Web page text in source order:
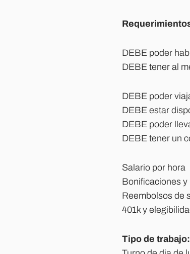
DEBE poder
DEBE tener al
DEBE poder
DEBE estar
DEBE poder
DEBE tener un
Salario por hora
Bonificaciones y
Reembolsos de
401k y
Tipo de trabajo: